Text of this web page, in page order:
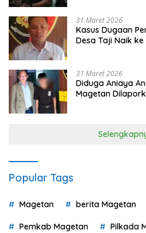
31 Maret 2026
Kasus Dugaan
Desa Taji Naik ke
31 Maret 2026
Diduga Aniaya
Magetan
Popular Tags
Magetan berita Magetan
Pemkab Magetan Pilkada